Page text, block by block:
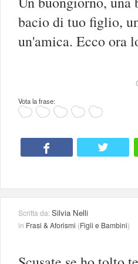
bacio di tuo figlio,
un'amica. Ecco ora
Vota la frase:
Scritta da:Silvia Nelli
in Frasi & Aforismi (Figli e Bambini)